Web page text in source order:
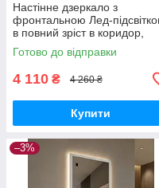
Настінне дзеркало з
фронтальною Лед-
в повний зріст в коридор,
спальню, вітальню Avrora
2203L 50х160 см рама МДФ,
Готово до відправки
4 110 ₴ 4 260 ₴
Купити
–3%